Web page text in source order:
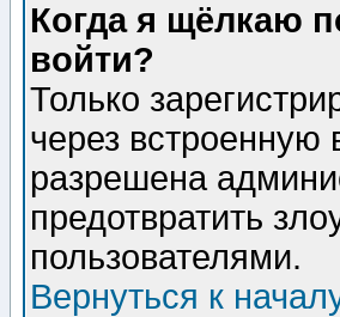
Когда я щёлкаю
войти?
Только
через
разрешена
предотвратить
пользователями.
Вернуться к